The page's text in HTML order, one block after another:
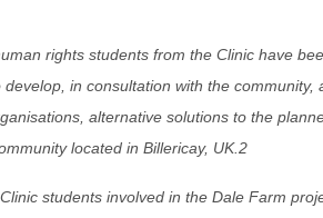
rights students from the Clinic have
in consultation with the community,
alternative solutions to the
located in Billericay, UK.2
students involved in the Dale Farm